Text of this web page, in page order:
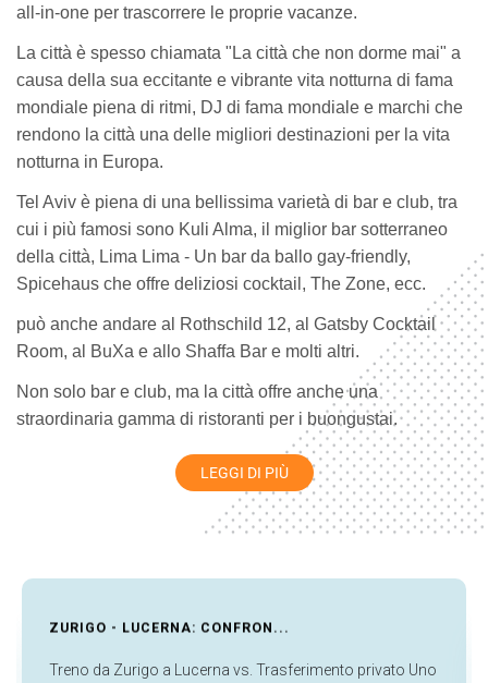
all-in-one per trascorrere le proprie vacanze.
La città è spesso chiamata "La città che non dorme mai" a
causa della sua eccitante e vibrante vita notturna di fama
mondiale piena di ritmi, DJ di fama mondiale e marchi che
rendono la città una delle migliori destinazioni per la vita
notturna in Europa.
Tel Aviv è piena di una bellissima varietà di bar e club, tra
cui i più famosi sono Kuli Alma, il miglior bar sotterraneo
della città, Lima Lima - Un bar da ballo gay-friendly,
Spicehaus che offre deliziosi cocktail, The Zone, ecc.
può anche andare al Rothschild 12, al Gatsby Cocktail
Room, al BuXa e allo Shaffa Bar e molti altri.
Non solo bar e club, ma la città offre anche una
straordinaria gamma di ristoranti per i buongustai.
Al Claro, ti verranno serviti carne fresca, pollo e pasta fatta
a mano dallo chef Ran Shmueli, uno degli chef più rinomati
di Israele, mentre Mashya è un buon ristorante
Dinings e molti altri. Parlando dei suoi caffè, la città ha
Cafelix, Il Piccolo Principe, Nehama Vahetzi e Bucke e
LEGGI DI PIÙ
GUIDA ALLO SCALO ALL'...
Cosa fare a Francoforte durante uno scalo Organizzare